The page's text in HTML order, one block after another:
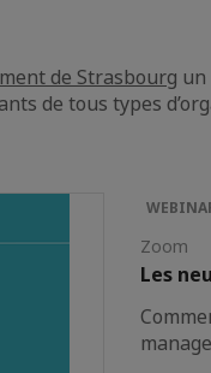
de Strasbourg un
de tous types
Zoom
Les